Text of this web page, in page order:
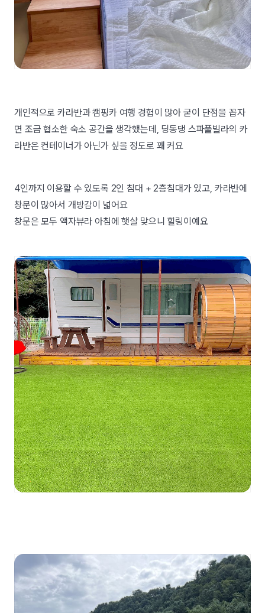
개인적으로 카라반과 캠핑카 여행 경험이 많아 굳이 단점을 꼽자
면 조금 협소한 숙소 공간을 생각했는데, 딩동댕 스파풀빌라의 카
라반은 컨테이너가 아닌가 싶을 정도로 꽤 커요
4인까지 이용할 수 있도록 2인 침대 + 2층침대가 있고, 카라반에
창문이 많아서 개방감이 넓어요
창문은 모두 액자뷰라 아침에 햇살 맞으니 힐링이예요